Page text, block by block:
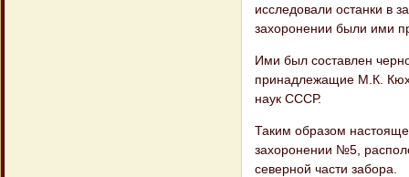
исследовали останки в
захоронении были ими
Ими был составлен
принадлежащие М.К.
наук СССР.
Таким образом
захоронении №5,
северной части забора.